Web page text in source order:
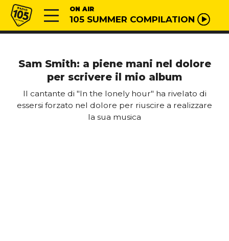
Vai al contenuto
Radio 105 ON AIR
105 SUMMER COMPILATION
Sam Smith: a piene mani nel dolore
per scrivere il mio album
Il cantante di "In the lonely hour" ha rivelato di
essersi forzato nel dolore per riuscire a realizzare
la sua musica